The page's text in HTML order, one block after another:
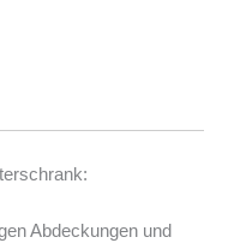
Abdeckungen und